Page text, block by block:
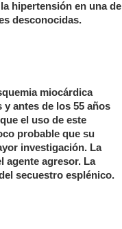
hipertensión en una de
desconocidas.
miocárdica
antes de los 55 años
el uso de este
probable que su
investigación. La
agente agresor. La
secuestro esplénico.